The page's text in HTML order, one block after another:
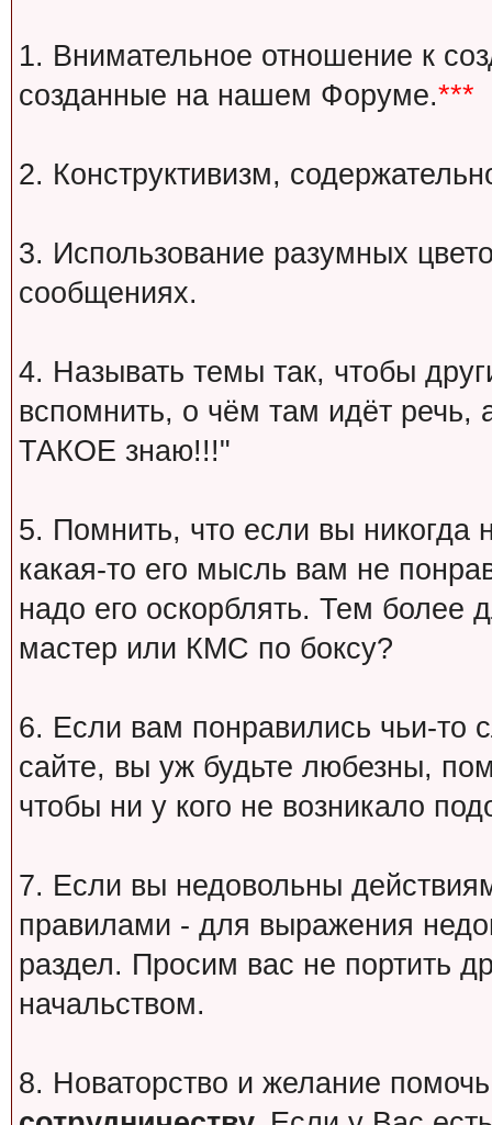
1. Внимательное отношение к
созданные на нашем Форуме.***
2. Конструктивизм,
3. Использование разумных
сообщениях.
4. Называть темы так, чтобы
вспомнить, о чём там идёт речь,
ТАКОЕ знаю!!!"
5. Помнить, что если вы никогда
какая-то его мысль вам не
надо его оскорблять. Тем более
мастер или КМС по боксу?
6. Если вам понравились чьи-то
сайте, вы уж будьте любезны,
чтобы ни у кого не возникало
7. Если вы недовольны
правилами - для выражения
раздел. Просим вас не портить
начальством.
8. Новаторство и желание